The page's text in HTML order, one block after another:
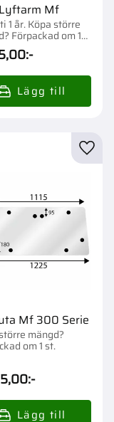
Mf
1 år. Köpa större
Förpackad om 1
:-
Mf 300 Serie
mängd?
om 1 st.
:-